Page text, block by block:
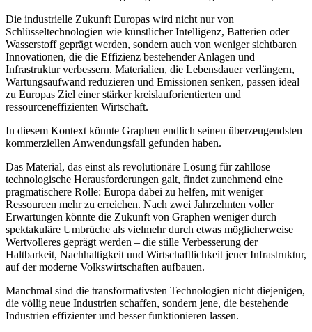
Die industrielle Zukunft Europas wird nicht nur von
Schlüsseltechnologien wie künstlicher Intelligenz, Batterien oder
Wasserstoff geprägt werden, sondern auch von weniger sichtbaren
Innovationen, die die Effizienz bestehender Anlagen und
Infrastruktur verbessern. Materialien, die Lebensdauer verlängern,
Wartungsaufwand reduzieren und Emissionen senken, passen ideal
zu Europas Ziel einer stärker kreislauforientierten und
ressourceneffizienten Wirtschaft.
In diesem Kontext könnte Graphen endlich seinen überzeugendsten
kommerziellen Anwendungsfall gefunden haben.
Das Material, das einst als revolutionäre Lösung für zahllose
technologische Herausforderungen galt, findet zunehmend eine
pragmatischere Rolle: Europa dabei zu helfen, mit weniger
Ressourcen mehr zu erreichen. Nach zwei Jahrzehnten voller
Erwartungen könnte die Zukunft von Graphen weniger durch
spektakuläre Umbrüche als vielmehr durch etwas möglicherweise
Wertvolleres geprägt werden – die stille Verbesserung der
Haltbarkeit, Nachhaltigkeit und Wirtschaftlichkeit jener Infrastruktur,
auf der moderne Volkswirtschaften aufbauen.
Manchmal sind die transformativsten Technologien nicht diejenigen,
die völlig neue Industrien schaffen, sondern jene, die bestehende
Industrien effizienter und besser funktionieren lassen.